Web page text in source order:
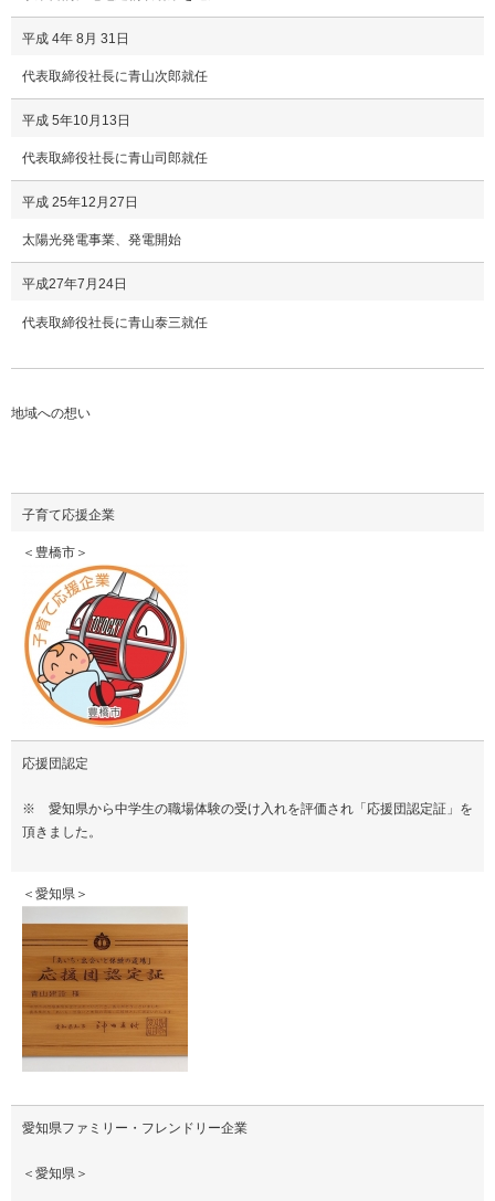
平成 4年 8月 31日
代表取締役社長に青山次郎就任
平成 5年10月13日
代表取締役社長に青山司郎就任
平成 25年12月27日
太陽光発電事業、発電開始
平成27年7月24日
代表取締役社長に青山泰三就任
地域への想い
子育て応援企業
＜豊橋市＞
応援団認定
※ 愛知県から中学生の職場体験の受け入れを評価され「応援団認定証」を
頂きました。
＜愛知県＞
愛知県ファミリー・フレンドリー企業
＜愛知県＞